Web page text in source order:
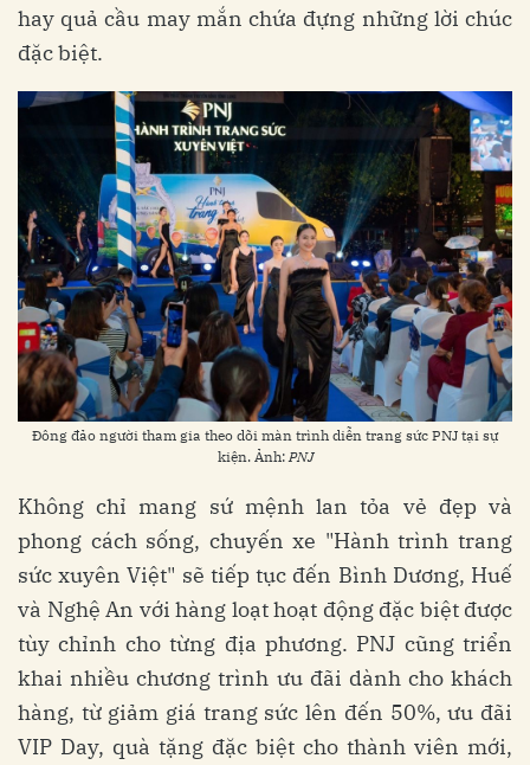
hay quả cầu may mắn chứa đựng những lời chúc
đặc biệt.
Đông đảo người tham gia theo dõi màn trình diễn trang sức PNJ tại sự
kiện. Ảnh: PNJ
Không chỉ mang sứ mệnh lan tỏa vẻ đẹp và
phong cách sống, chuyến xe "Hành trình trang
sức xuyên Việt" sẽ tiếp tục đến Bình Dương, Huế
và Nghệ An với hàng loạt hoạt động đặc biệt được
tùy chỉnh cho từng địa phương. PNJ cũng triển
khai nhiều chương trình ưu đãi dành cho khách
hàng, từ giảm giá trang sức lên đến 50%, ưu đãi
VIP Day, quà tặng đặc biệt cho thành viên mới,